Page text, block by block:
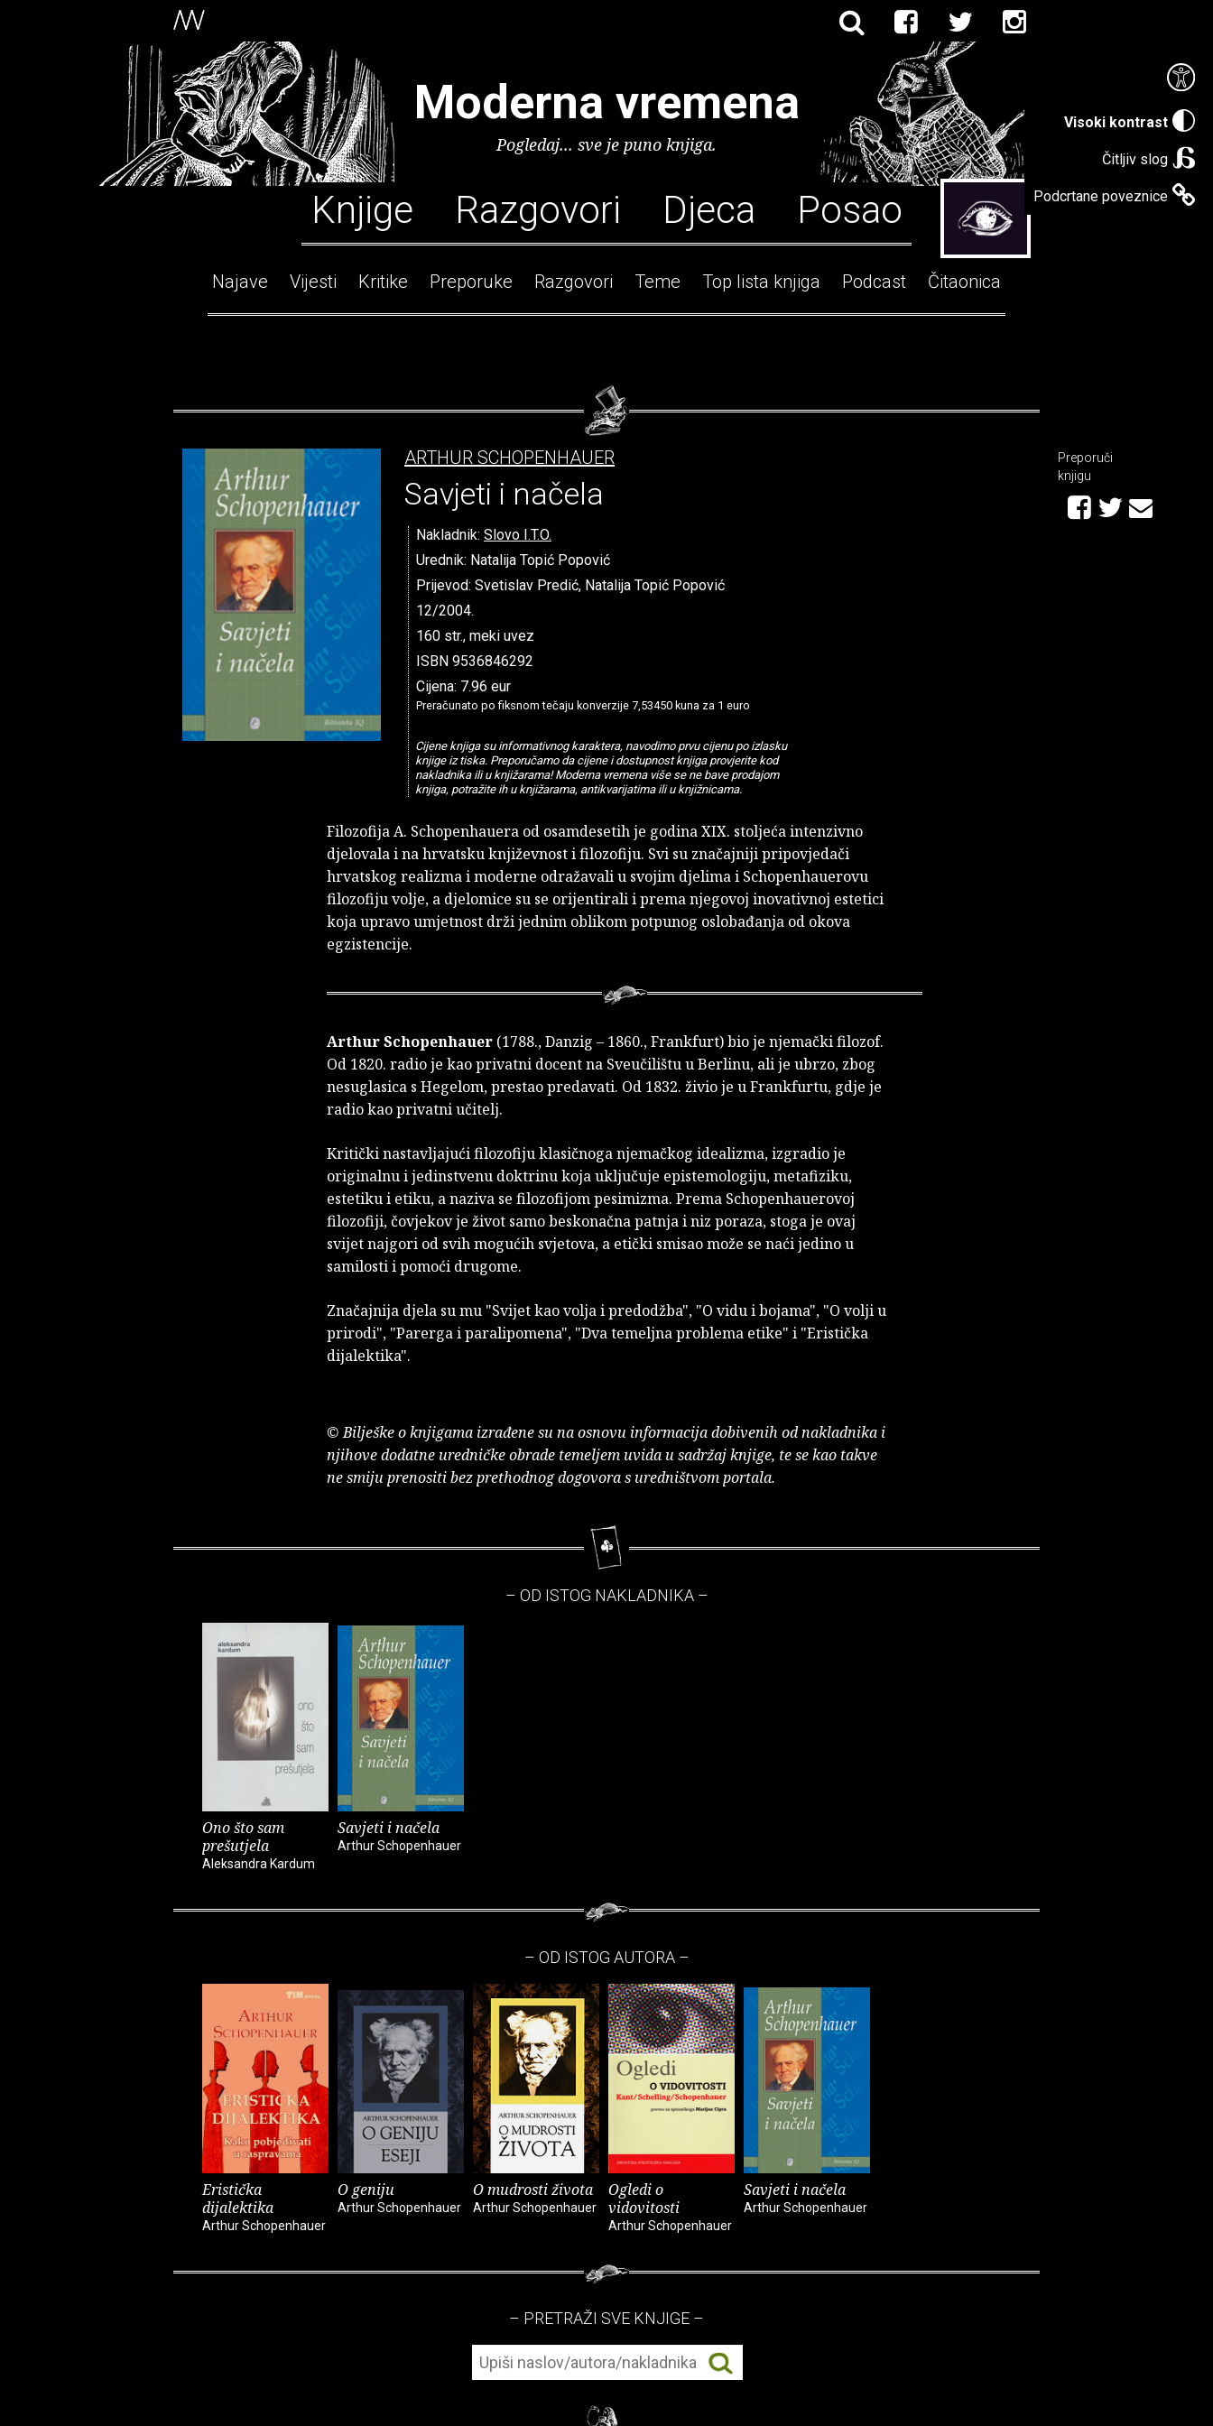
Visoki kontrast
Čitljiv slog
Podcrtane poveznice
Moderna vremena
Pogledaj... sve je puno knjiga.
Knjige Razgovori Djeca Posao
Najave Vijesti Kritike Preporuke Razgovori Teme Top lista knjiga Podcast Čitaonica
ARTHUR SCHOPENHAUER
Savjeti i načela
Nakladnik: Slovo I.T.O.
Urednik: Natalija Topić Popović
Prijevod: Svetislav Predić, Natalija Topić Popović
12/2004.
160 str., meki uvez
ISBN 9536846292
Cijena: 7.96 eur
Preračunato po fiksnom tečaju konverzije 7,53450 kuna za 1 euro
Cijene knjiga su informativnog karaktera, navodimo prvu cijenu po izlasku
knjige iz tiska. Preporučamo da cijene i dostupnost knjiga provjerite kod
nakladnika ili u knjižarama! Moderna vremena više se ne bave prodajom
knjiga, potražite ih u knjižarama, antikvarijatima ili u knjižnicama.
Filozofija A. Schopenhauera od osamdesetih je godina XIX. stoljeća intenzivno
djelovala i na hrvatsku književnost i filozofiju. Svi su značajniji pripovjedači
hrvatskog realizma i moderne odražavali u svojim djelima i Schopenhauerovu
filozofiju volje, a djelomice su se orijentirali i prema njegovoj inovativnoj estetici
koja upravo umjetnost drži jednim oblikom potpunog oslobađanja od okova
egzistencije.
Arthur Schopenhauer (1788., Danzig – 1860., Frankfurt) bio je njemački filozof.
Od 1820. radio je kao privatni docent na Sveučilištu u Berlinu, ali je ubrzo, zbog
nesuglasica s Hegelom, prestao predavati. Od 1832. živio je u Frankfurtu, gdje je
radio kao privatni učitelj.
Kritički nastavljajući filozofiju klasičnoga njemačkog idealizma, izgradio je
originalnu i jedinstvenu doktrinu koja uključuje epistemologiju, metafiziku,
estetiku i etiku, a naziva se filozofijom pesimizma. Prema Schopenhauerovoj
filozofiji, čovjekov je život samo beskonačna patnja i niz poraza, stoga je ovaj
svijet najgori od svih mogućih svjetova, a etički smisao može se naći jedino u
samilosti i pomoći drugome.
Značajnija djela su mu "Svijet kao volja i predodžba", "O vidu i bojama", "O volji u
prirodi", "Parerga i paralipomena", "Dva temeljna problema etike" i "Eristička
dijalektika".
© Bilješke o knjigama izrađene su na osnovu informacija dobivenih od nakladnika i
njihove dodatne uredničke obrade temeljem uvida u sadržaj knjige, te se kao takve
ne smiju prenositi bez prethodnog dogovora s uredništvom portala.
Preporuči
knjigu
– OD ISTOG NAKLADNIKA –
Ono što sam
prešutjela
Aleksandra Kardum
Savjeti i načela
Arthur Schopenhauer
– OD ISTOG AUTORA –
Eristička
dijalektika
Arthur Schopenhauer
O geniju
Arthur Schopenhauer
O mudrosti života
Arthur Schopenhauer
Ogledi o
vidovitosti
Arthur Schopenhauer
Savjeti i načela
Arthur Schopenhauer
– PRETRAŽI SVE KNJIGE –